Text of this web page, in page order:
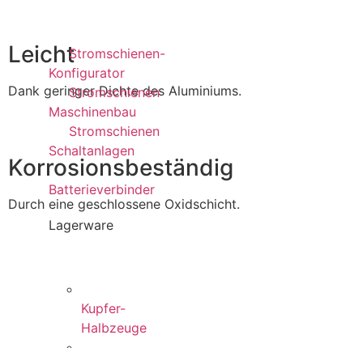
Stromschienen-
Konfigurator
Stromschienen
Maschinenbau
Stromschienen
Schaltanlagen
Batterieverbinder
Lagerware
Kupfer-
Halbzeuge
Leicht
Dank geringer Dichte des Aluminiums.
Korrosionsbeständig
Durch eine geschlossene Oxidschicht.